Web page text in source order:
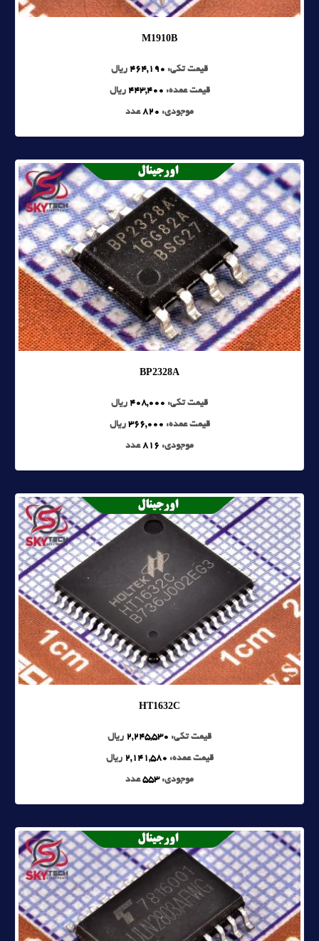
M1910B
قیمت تکی: 464,190 ریال
قیمت عمده: 443,400 ریال
موجودی: 820عدد
BP2328A
قیمت تکی: 408,000 ریال
قیمت عمده: 366,000 ریال
موجودی: 816عدد
HT1632C
قیمت تکی: 2,245,530 ریال
قیمت عمده: 2,141,580 ریال
موجودی:553عدد